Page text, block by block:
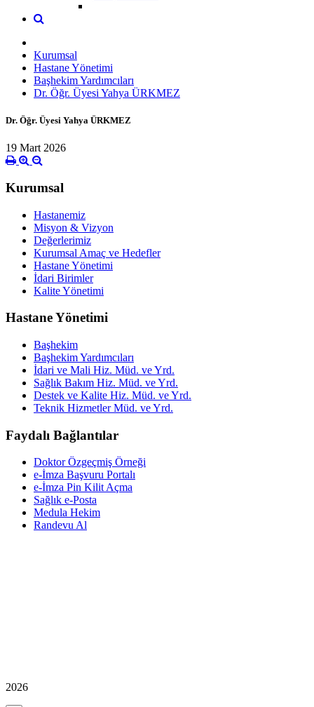
Kurumsal
Hastane Yönetimi
Başhekim Yardımcıları
Dr. Öğr. Üyesi Yahya ÜRKMEZ
Dr. Öğr. Üyesi Yahya ÜRKMEZ
19 Mart 2026
Kurumsal
Hastanemiz
Misyon & Vizyon
Değerlerimiz
Kurumsal Amaç ve Hedefler
Hastane Yönetimi
İdari Birimler
Kalite Yönetimi
Hastane Yönetimi
Başhekim
Başhekim Yardımcıları
İdari ve Mali Hiz. Müd. ve Yrd.
Sağlık Bakım Hiz. Müd. ve Yrd.
Destek ve Kalite Hiz. Müd. ve Yrd.
Teknik Hizmetler Müd. ve Yrd.
Faydalı Bağlantılar
Doktor Özgeçmiş Örneği
e-İmza Başvuru Portalı
e-İmza Pin Kilit Açma
Sağlık e-Posta
Medula Hekim
Randevu Al
2026